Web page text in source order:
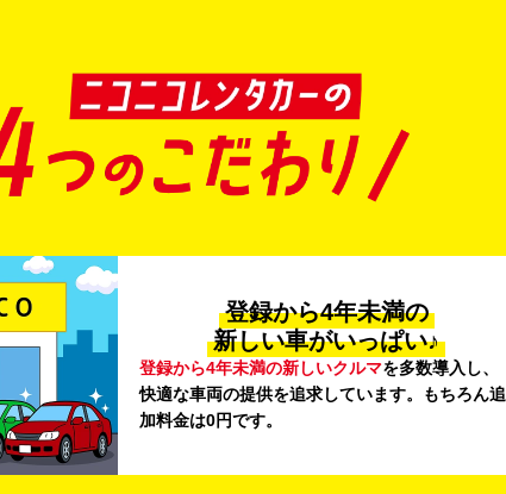
登録から4年未満の
新しい車がいっぱい♪
登録から4年未満の新しいクルマを多数導入し、
快適な車両の提供を追求しています。もちろん追
加料金は0円です。